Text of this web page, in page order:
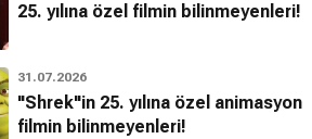
25. yılına özel filmin bilinmeyenleri!
31.07.2026
"Shrek"in 25. yılına özel animasyon
filmin bilinmeyenleri!